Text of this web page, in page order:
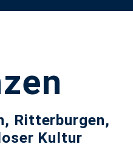
Ritterburgen,
Kultur